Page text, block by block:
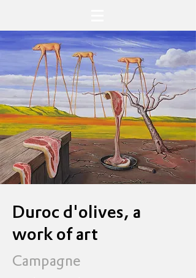
Duroc d'olives, a
work of art
Campagne